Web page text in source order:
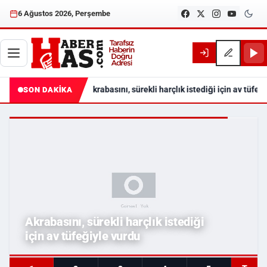
6 Ağustos 2026, Perşembe
SON DAKİKA Akrabasını, sürekli harçlık istediği için av
Akrabasını, sürekli harçlık istediği
için av tüfeğiyle vurdu